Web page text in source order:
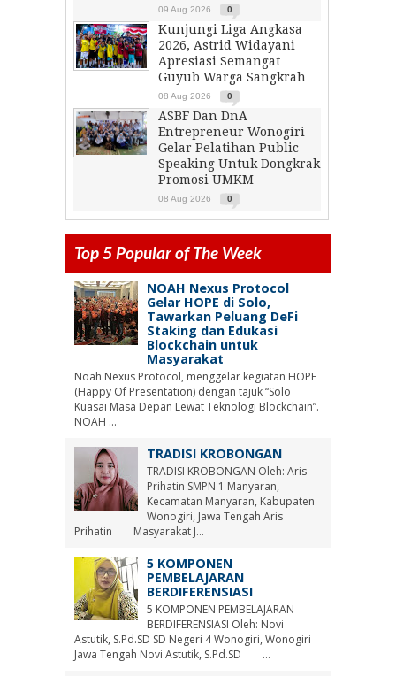
09 Aug 2026 0
Kunjungi Liga Angkasa
2026, Astrid Widayani
Apresiasi Semangat
Guyub Warga Sangkrah
08 Aug 2026 0
ASBF Dan DnA
Entrepreneur Wonogiri
Gelar Pelatihan Public
Speaking Untuk Dongkrak
Promosi UMKM
08 Aug 2026 0
Top 5 Popular of The Week
NOAH Nexus Protocol
Gelar HOPE di Solo,
Tawarkan Peluang DeFi
Staking dan Edukasi
Blockchain untuk
Masyarakat
Noah Nexus Protocol, menggelar kegiatan HOPE
(Happy Of Presentation) dengan tajuk “Solo
Kuasai Masa Depan Lewat Teknologi Blockchain”.
NOAH ...
TRADISI KROBONGAN
TRADISI KROBONGAN Oleh: Aris
Prihatin SMPN 1 Manyaran,
Kecamatan Manyaran, Kabupaten
Wonogiri, Jawa Tengah Aris
Prihatin Masyarakat J...
5 KOMPONEN
PEMBELAJARAN
BERDIFERENSIASI
5 KOMPONEN PEMBELAJARAN
BERDIFERENSIASI Oleh: Novi
Astutik, S.Pd.SD SD Negeri 4 Wonogiri, Wonogiri
Jawa Tengah Novi Astutik, S.Pd.SD ...